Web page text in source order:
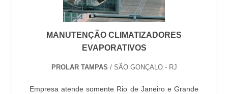
MANUTENÇÃO CLIMATIZADORES
EVAPORATIVOS
PROLAR TAMPAS / SÃO GONÇALO - RJ
Empresa atende somente Rio de Janeiro e Grande